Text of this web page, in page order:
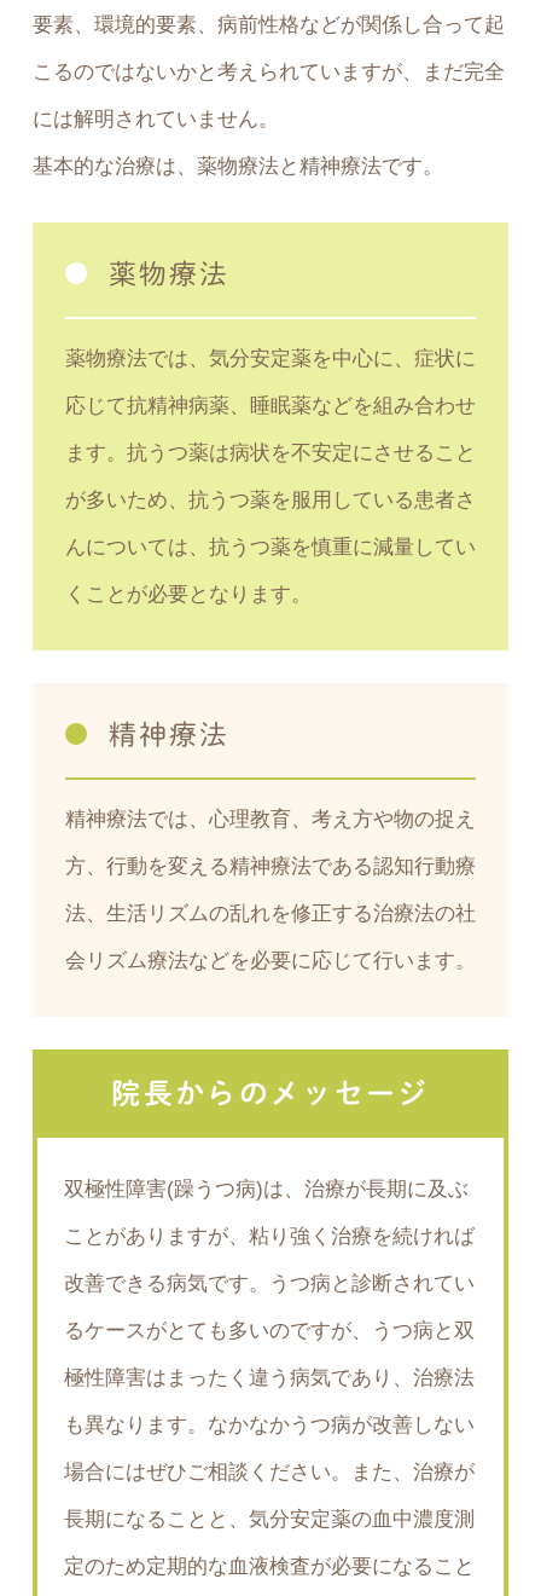
要素、環境的要素、病前性格などが関係し合って起
こるのではないかと考えられていますが、まだ完全
には解明されていません。
基本的な治療は、薬物療法と精神療法です。
薬物療法
薬物療法では、気分安定薬を中心に、症状に
応じて抗精神病薬、睡眠薬などを組み合わせ
ます。抗うつ薬は病状を不安定にさせること
が多いため、抗うつ薬を服用している患者さ
んについては、抗うつ薬を慎重に減量してい
くことが必要となります。
精神療法
精神療法では、心理教育、考え方や物の捉え
方、行動を変える精神療法である認知行動療
法、生活リズムの乱れを修正する治療法の社
会リズム療法などを必要に応じて行います。
院長からのメッセージ
双極性障害(躁うつ病)は、治療が長期に及ぶ
ことがありますが、粘り強く治療を続ければ
改善できる病気です。うつ病と診断されてい
るケースがとても多いのですが、うつ病と双
極性障害はまったく違う病気であり、治療法
も異なります。なかなかうつ病が改善しない
場合にはぜひご相談ください。また、治療が
長期になることと、気分安定薬の血中濃度測
定のため定期的な血液検査が必要になること